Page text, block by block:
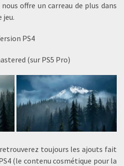
offre un carreau de plus dans
jeu.
PS4
(sur PS5 Pro)
toujours les ajouts fait
(le contenu cosmétique pour la